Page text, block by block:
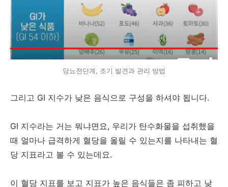
당뇨전단계, 조기 발견과 관리 방법
그리고 GI 지수가 낮은 음식으로 구성을 하셔야 됩니다.
GI 지수라는 거는 뭐냐면요, 우리가 탄수화물을 섭취했을
때 얼마나 급격하게 혈당을 올릴 수 있는지를 나타내는 혈
당 지표라고 볼 수 있는데요.
이 혈당 지표를 보고 지표가 높은 음식들은 좀 피하고 낮